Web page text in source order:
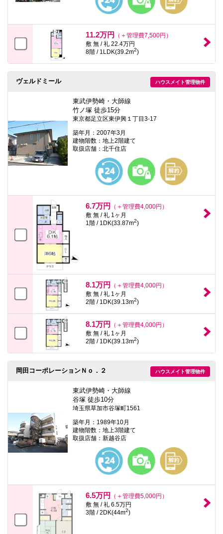
11.2万円
（＋管理費7,500円）
敷 無 / 礼 22.4万円
8階 / 1LDK(39.2m2)
ハウスメイト管理物件
ヴェルドミール
東武伊勢崎・大師線
竹ノ塚 徒歩15分
東京都足立区東伊興１丁目3-17
築年月：2007年3月
建物階数：地上2階建て
取扱店舗：北千住店
6.7万円
（＋管理費4,000円）
敷 無 / 礼 1ヶ月
1階 / 1DK(33.87m2)
8.1万円
（＋管理費4,000円）
敷 無 / 礼 1ヶ月
2階 / 1DK(39.13m2)
8.1万円
（＋管理費4,000円）
敷 無 / 礼 1ヶ月
2階 / 1DK(39.13m2)
ハウスメイト管理物件
岡田コーポレーションＮｏ．２
東武伊勢崎・大師線
谷塚 徒歩10分
埼玉県草加市谷塚町1561
築年月：1989年10月
建物階数：地上3階建て
取扱店舗：新越谷店
6.5万円
（＋管理費5,000円）
敷 無 / 礼 6.5万円
3階 / 2DK(44m2)